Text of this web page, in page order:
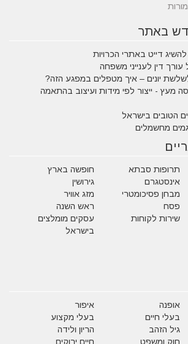
באתר
דין לענייני משפחה
לשלשת יונים – איך מטפלים במפגע הזה?
מעץ - ייצור לפי מידות ועיצוב בהתאמה
הטובים בישראל
מחשמלים
תרופות סבתא
חופשה בארץ
אינסטגרם
גירושין
מבחן פסיכומטרי
מזג אוויר
פסח
ראש השנה
שירות לקוחות
עסקים מומלצים
בישראל
אופנה
איפור
בעלי חיים
בעלי מקצוע
גיל הזהב
הריון ולידה
חוק ומשפט חיים ירוקים